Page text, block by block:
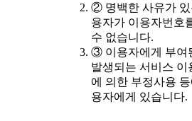
② 명백한 사유가 있
용자가 이용자번호
수 없습니다.
③ 이용자에게 부여
발생되는 서비스 이
에 의한 부정사용
용자에게 있습니다.